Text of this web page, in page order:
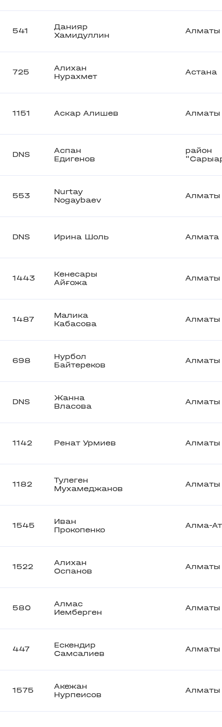
541
Данияр
Хамидуллин
Алматы
725
Алихан
Нурахмет
Астана
1151 Аскар Алишев Алматы
DNS
Аспан
Едигенов
район
553
Nurtay
Nogaybaev
Алматы
DNS Ирина Шоль Алмата
1443
Кенесары
Айғожа
Алматы
1487
Малика
Кабасова
Алматы
698
Нурбол
Байтереков
Алматы
DNS
Жанна
Власова
Алматы
1142 Ренат Урмиев Алматы
1182
Тулеген
Мухамеджанов
Алматы
1545
Иван
Прокопенко
Алма-
1522
Алихан
Оспанов
Алматы
580
Алмас
Иемберген
Алматы
447
Ескендир
Самсалиев
Алматы
1575
Акежан
Нурпеисов
Алматы